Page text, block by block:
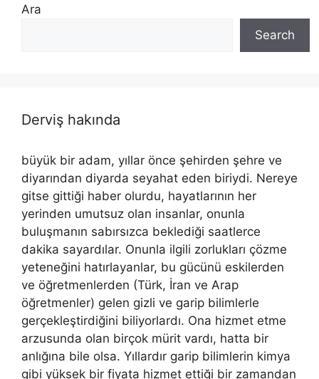
Ara
Search
Derviş hakında
büyük bir adam, yıllar önce şehirden şehre ve
diyarından diyarda seyahat eden biriydi. Nereye
gitse gittiği haber olurdu, hayatlarının her
yerinden umutsuz olan insanlar, onunla
buluşmanın sabırsızca beklediği saatlerce
dakika sayardılar. Onunla ilgili zorlukları çözme
yeteneğini hatırlayanlar, bu gücünü eskilerden
ve öğretmenlerden (Türk, İran ve Arap
öğretmenler) gelen gizli ve garip bilimlerle
gerçekleştirdiğini biliyorlardı. Ona hizmet etme
arzusunda olan birçok mürit vardı, hatta bir
anlığına bile olsa. Yıllardır garip bilimlerin kimya
gibi yüksek bir fiyata hizmet ettiği bir zamandan